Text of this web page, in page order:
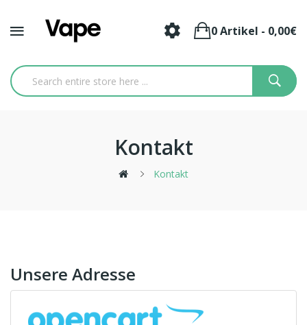
0 Artikel - 0,00€
Kontakt
Kontakt
Unsere Adresse